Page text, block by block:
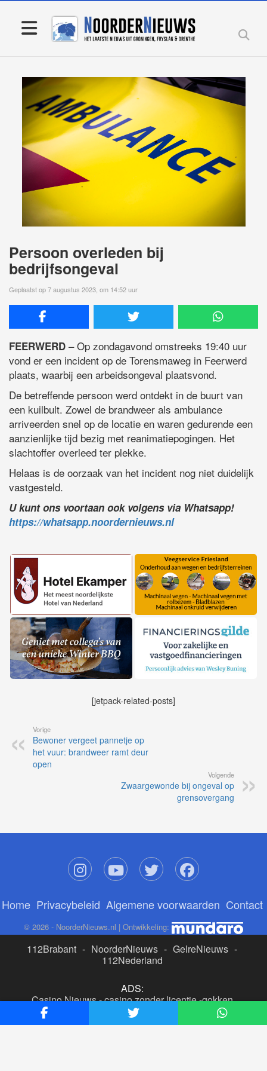
Persoon overleden bij
bedrijfsongeval
Geplaatst op 7 augustus 2023, om 14:52 uur
FEERWERD – Op zondagavond omstreeks 19:40 uur
vond er een incident op de Torensmaweg in Feerwerd
plaats, waarbij een arbeidsongeval plaatsvond.
De betreffende persoon werd ontdekt in de buurt van
een kuilbult. Zowel de brandweer als ambulance
arriveerden snel op de locatie en waren gedurende een
aanzienlijke tijd bezig met reanimatiepogingen. Het
slachtoffer overleed ter plekke.
Helaas is de oorzaak van het incident nog niet duidelijk
vastgesteld.
U kunt ons voortaan ook volgens via Whatsapp!
https://whatsapp.noordernieuws.nl
[jetpack-related-posts]
Vorige
Bewoner vergeet pannetje op
het vuur: brandweer ramt deur
open
Volgende
Zwaargewonde bij ongeval op
grensovergang
Home Privacybeleid Algemene voorwaarden Contact
© 2026 - NoorderNieuws.nl | Ontwikkeling:
112Brabant - NoorderNieuws - GelreNieuws -
112Nederland
ADS:
Casino Nieuws-casino zonder licentie-gokken
buitenlandse site
beste online casino nederland